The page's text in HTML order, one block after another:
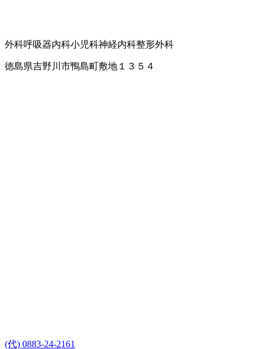
外科呼吸器内科小児科神経内科整形外科
徳島県吉野川市鴨島町敷地１３５４
(代) 0883-24-2161